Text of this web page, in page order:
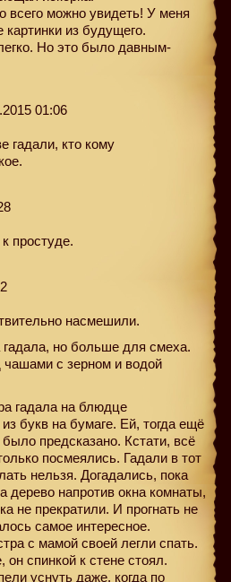
всего можно увидеть! У меня
из будущего.
Но это было давным-
01:06
гадали, кто кому
простуде.
насмешили.
но больше для смеха.
чашами с зерном и водой
гадала на блюдце
букв на бумаге. Ей, тогда ещё
предсказано. Кстати, всё
посмеялись. Гадали в тот
нельзя. Догадались, пока
дерево напротив окна комнаты,
не прекратили. И прогнать не
самое интересное.
с мамой своей легли спать.
он спинкой к стене стоял.
уснуть даже, когда по